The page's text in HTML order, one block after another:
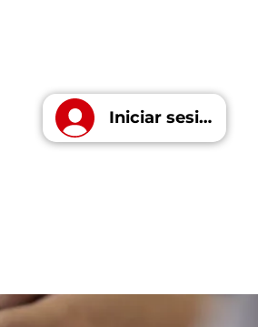
Iniciar sesión